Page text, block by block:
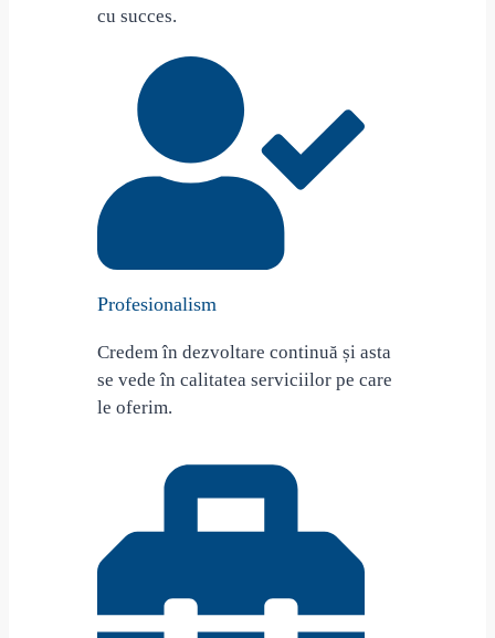
cu succes.
Profesionalism
Credem în dezvoltare continuă și asta
se vede în calitatea serviciilor pe care
le oferim.